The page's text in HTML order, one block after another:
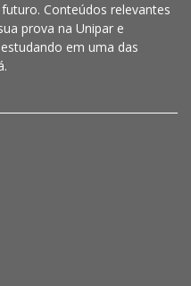
Conteúdos relevantes
prova na Unipar e
em uma das